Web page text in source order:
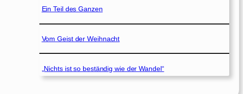
Ein Teil des Ganzen
Vom Geist der Weihnacht
„Nichts ist so beständig wie der Wandel“